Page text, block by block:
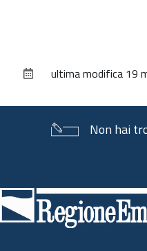
documentoultima modifica 19
Non hai
di
pagina